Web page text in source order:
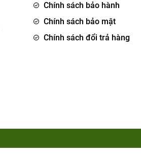
Chính sách bảo hành
Chính sách bảo mật
Chính sách đổi trả hàng